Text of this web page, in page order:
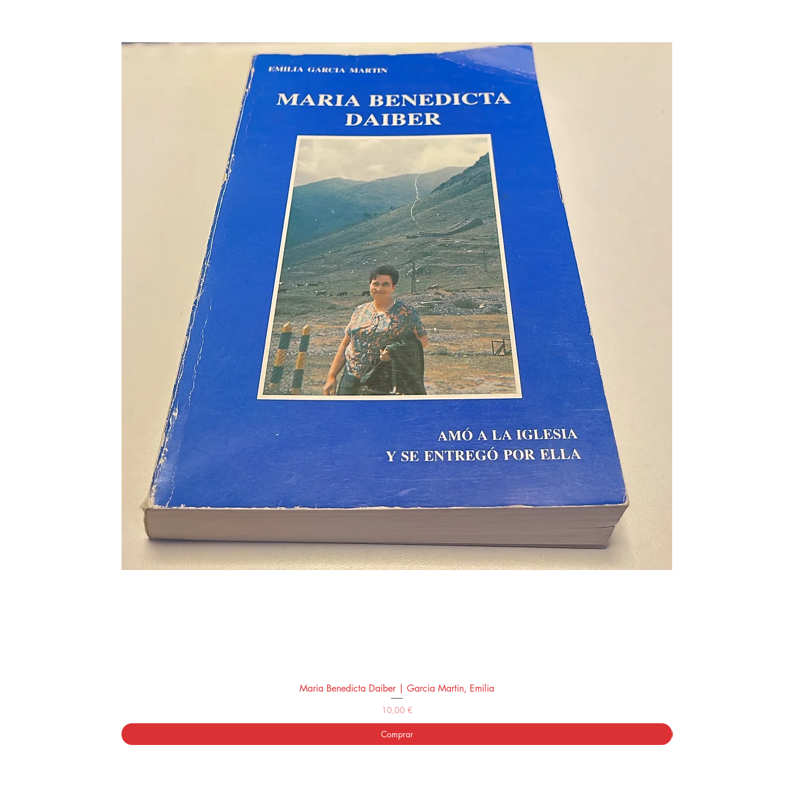
Vista rápida
Maria Benedicta Daiber | Garcia Martin, Emilia
Precio
10,00 €
Comprar